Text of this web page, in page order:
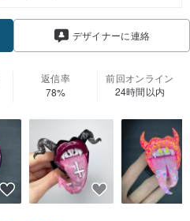
デザイナーに連絡
返信率
78%
前回オンライン
24時間以内